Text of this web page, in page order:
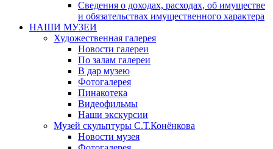
Сведения о доходах, расходах, об имуществе
и обязательствах имущественного характера
НАШИ МУЗЕИ
Художественная галерея
Новости галереи
По залам галереи
В дар музею
Фотогалерея
Пинакотека
Видеофильмы
Наши экскурсии
Музей скульптуры С.Т.Конёнкова
Новости музея